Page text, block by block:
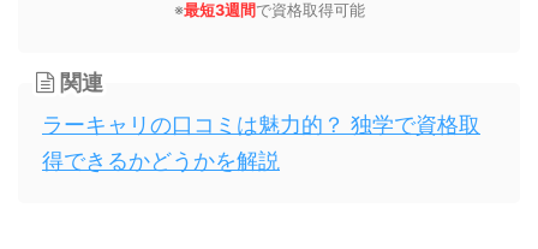
※最短3週間 で資格取得可能
関連
ラーキャリの口コミは魅力的？ 独学で資格取
得できるかどうかを解説